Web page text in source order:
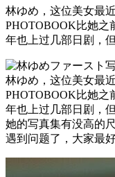
林ゆめ，这位美女最
PHOTOBOOK比她之
年也上过几部日剧，
林ゆめ，这位美女最
PHOTOBOOK比她之
年也上过几部日剧，
她的写真集有没高的
遇到问题了，大家最